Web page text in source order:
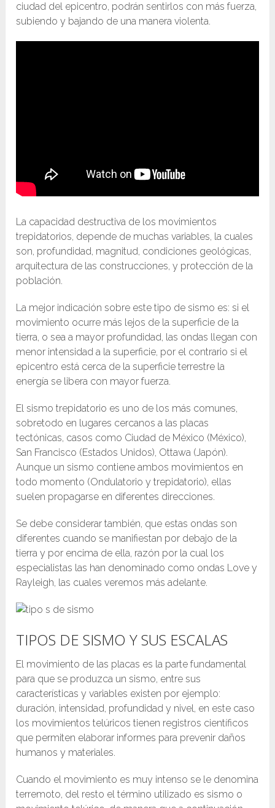
ciudad del epicentro, podrán sentirlos con más fuerza,
subiendo y bajando de una manera violenta.
La capacidad destructiva de los movimientos
trepidatorios, depende de muchas variables, la cuales
son, profundidad, magnitud, condiciones geológicas,
arquitectura de las construcciones, y protección de la
población.
La mejor indicación sobre este tipo de sismo es: si el
movimiento ocurre más lejos de la superficie de la
tierra, o sea a mayor profundidad, las ondas llegan con
menor intensidad a la superficie, por el contrario si el
epicentro está cerca de la superficie terrestre la
energía se libera con mayor fuerza.
El sismo trepidatorio es uno de los más comunes,
sobretodo en lugares cercanos a las placas
tectónicas, casos como Ciudad de México (México),
San Francisco (Estados Unidos), Ottawa (Japón).
Aunque un sismo contiene ambos movimientos en
todo momento (Ondulatorio y trepidatorio), ellas
suelen propagarse en diferentes direcciones.
Se debe considerar también, que estas ondas son
diferentes cuando se manifiestan por debajo de la
tierra y por encima de ella, razón por la cual los
especialistas las han denominado como ondas Love y
Rayleigh, las cuales veremos más adelante.
TIPOS DE SISMO Y SUS ESCALAS
El movimiento de las placas es la parte fundamental
para que se produzca un sismo, entre sus
características y variables existen por ejemplo:
duración, intensidad, profundidad y nivel, en este caso
los movimientos telúricos tienen registros científicos
que permiten elaborar informes para prevenir daños
humanos y materiales.
Cuando el movimiento es muy intenso se le denomina
terremoto, del resto el término utilizado es sismo o